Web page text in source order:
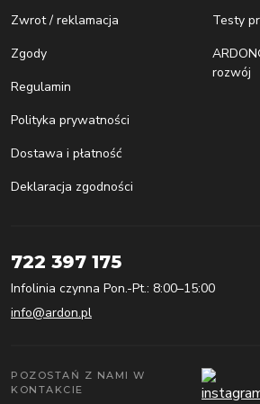
Zwrot / reklamacja
Zgody
Regulamin
Polityka prywatności
Dostawa i płatność
Deklaracja zgodności
Testy
rozwój
722 397 175
Infolinia czynna Pon.-Pt.: 8:00–15:00
info@ardon.pl
POZOSTAŃ Z NAMI W
KONTAKCIE